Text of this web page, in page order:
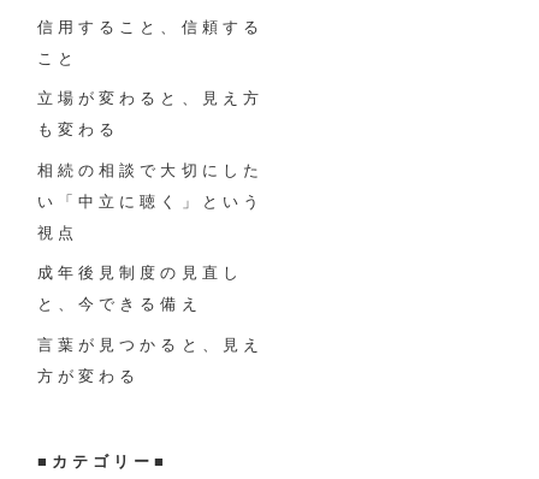
信用すること、信頼する
こと
立場が変わると、見え方
も変わる
相続の相談で大切にした
い「中立に聴く」という
視点
成年後見制度の見直し
と、今できる備え
言葉が見つかると、見え
方が変わる
■ カテゴリー■